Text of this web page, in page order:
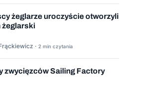
żeglarze uroczyście otworzyli
żeglarski
· 2 min czytania
zwycięzców Sailing Factory